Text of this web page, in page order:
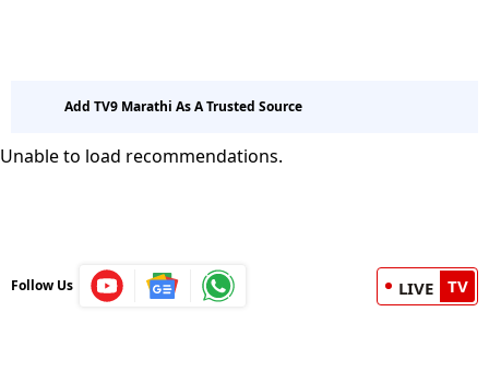
Add TV9 Marathi As A Trusted Source
Unable to load recommendations.
Follow Us LIVE TV